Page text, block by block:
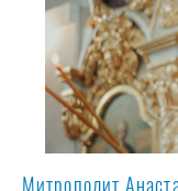
Митрополит